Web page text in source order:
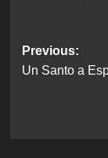
Post
Previous:
Un Santo a